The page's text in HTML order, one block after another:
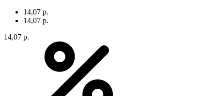
14,07 р.
14,07 р.
14,07 р.